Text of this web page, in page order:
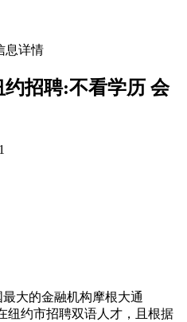
息详情
招聘:不看学历 会
大的金融机构摩根大通
纽约市招聘双语人才，且根据